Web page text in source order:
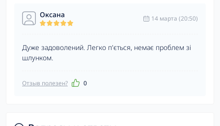
Оксана 14 марта (20:50)
Дуже задоволений. Легко п'ється, немає проблем зі
шлунком.
Отзыв полезен? 0